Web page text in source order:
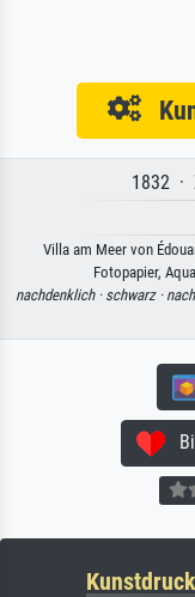
1832 ·
Villa am Meer von
Fotopapier,
nachdenklich · schwarz ·